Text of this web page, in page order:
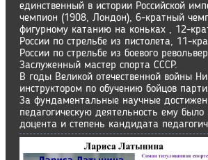
единственный в истории Российской
чемпион (1908, Лондон), 6-кратный
фигурному катанию на коньках , 12-
России по стрельбе из пистолета, 11-
России по стрельбе из боевого
Заслуженный мастер спорта СССР.
В годы Великой отечественной войны
инструктором по обучению бойцов
За фундаментальные научные
педагогическую деятельность ему было
доцента и степень кандидата